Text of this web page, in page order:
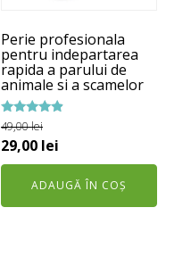
Perie profesionala
pentru indepartarea
rapida a parului de
animale si a scamelor
Evaluat la
4.67
din 5
49,00lei
Prețul
inițial
fost:
29,00 lei
curent
este:
29,00 lei.
ADAUGĂ ÎN COȘ